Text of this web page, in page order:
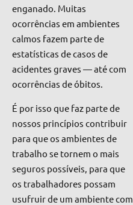
enganado. Muitas
ocorrências em ambientes
calmos fazem parte de
estatísticas de casos de
acidentes graves — até com
ocorrências de óbitos.
É por isso que faz parte de
nossos princípios contribuir
para que os ambientes de
trabalho se tornem o mais
seguros possíveis, para que
os trabalhadores possam
usufruir de um ambiente com